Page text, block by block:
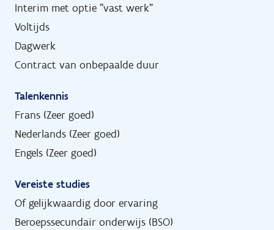
Interim met optie "vast werk"
Voltijds
Dagwerk
Contract van onbepaalde duur
Talenkennis
Frans (Zeer goed)
Nederlands (Zeer goed)
Engels (Zeer goed)
Vereiste studies
Of gelijkwaardig door ervaring
Beroepssecundair onderwijs (BSO)